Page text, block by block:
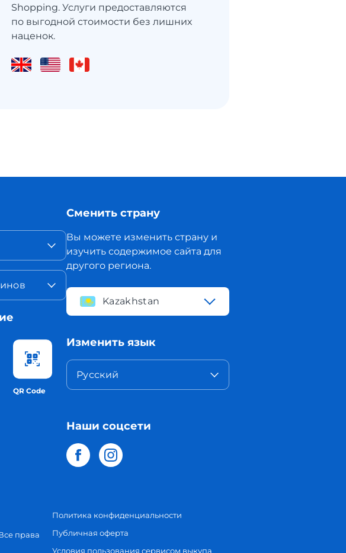
Shopping. Услуги предоставляются
по выгодной стоимости без лишних
наценок.
QR Code
Сменить страну
Вы можете изменить страну и
изучить содержимое сайта для
другого региона.
Kazakhstan
Изменить язык
Русский
Наши соцсети
права
Политика конфиденциальности
Публичная оферта
Условия пользования сервисом выкупа